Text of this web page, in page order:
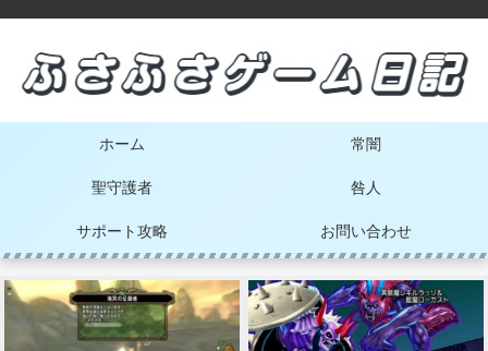
ホーム 常闇
聖守護者 咎人
サポート攻略 お問い合わせ